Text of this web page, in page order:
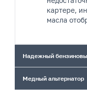
картере,
масла
Надежный
Медный альтернатор